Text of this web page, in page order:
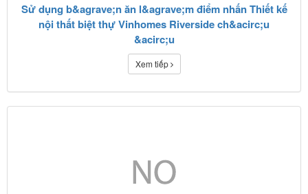
Sử dụng b&agrave;n ăn l&agrave;m điểm nhấn Thiết kế
nội thất biệt thự Vinhomes Riverside ch&acirc;u
&acirc;u
Xem tiếp